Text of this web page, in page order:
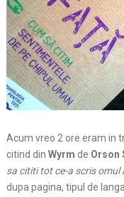
Acum vreo 2 ore eram in
citind din Wyrm de Orson
sa cititi tot ce-a scris omul
dupa pagina, tipul de